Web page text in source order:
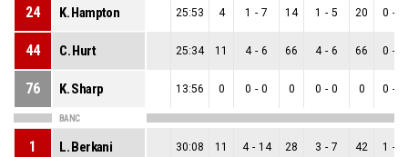
24 K. Hampton 25:53 4 1 - 7 14 1 - 5 20 0 -
44 C. Hurt 25:34 11 4 - 6 66 4 - 6 66 0 -
76 K. Sharp 13:56 0 0 - 0 0 0 - 0 0 0 -
BANC
1 L. Berkani 30:08 11 4 - 14 28 3 - 7 42 1 -